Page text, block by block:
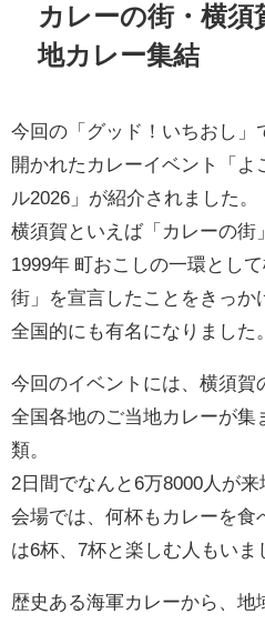
カレーの街・横須
地カレー集結
今回の「グッド！いちおし」
開かれたカレーイベント「
ル2026」が紹介されました。
横須賀といえば「カレーの街
1999年 町おこしの一環とし
街」を宣言したことをきっか
全国的にも有名になりました。
今回のイベントには、横須賀
全国各地のご当地カレーが集
類。
2日間でなんと6万8000人が来
会場では、何杯もカレーを食
は6杯、7杯と楽しむ人もいま
歴史ある海軍カレーから、地